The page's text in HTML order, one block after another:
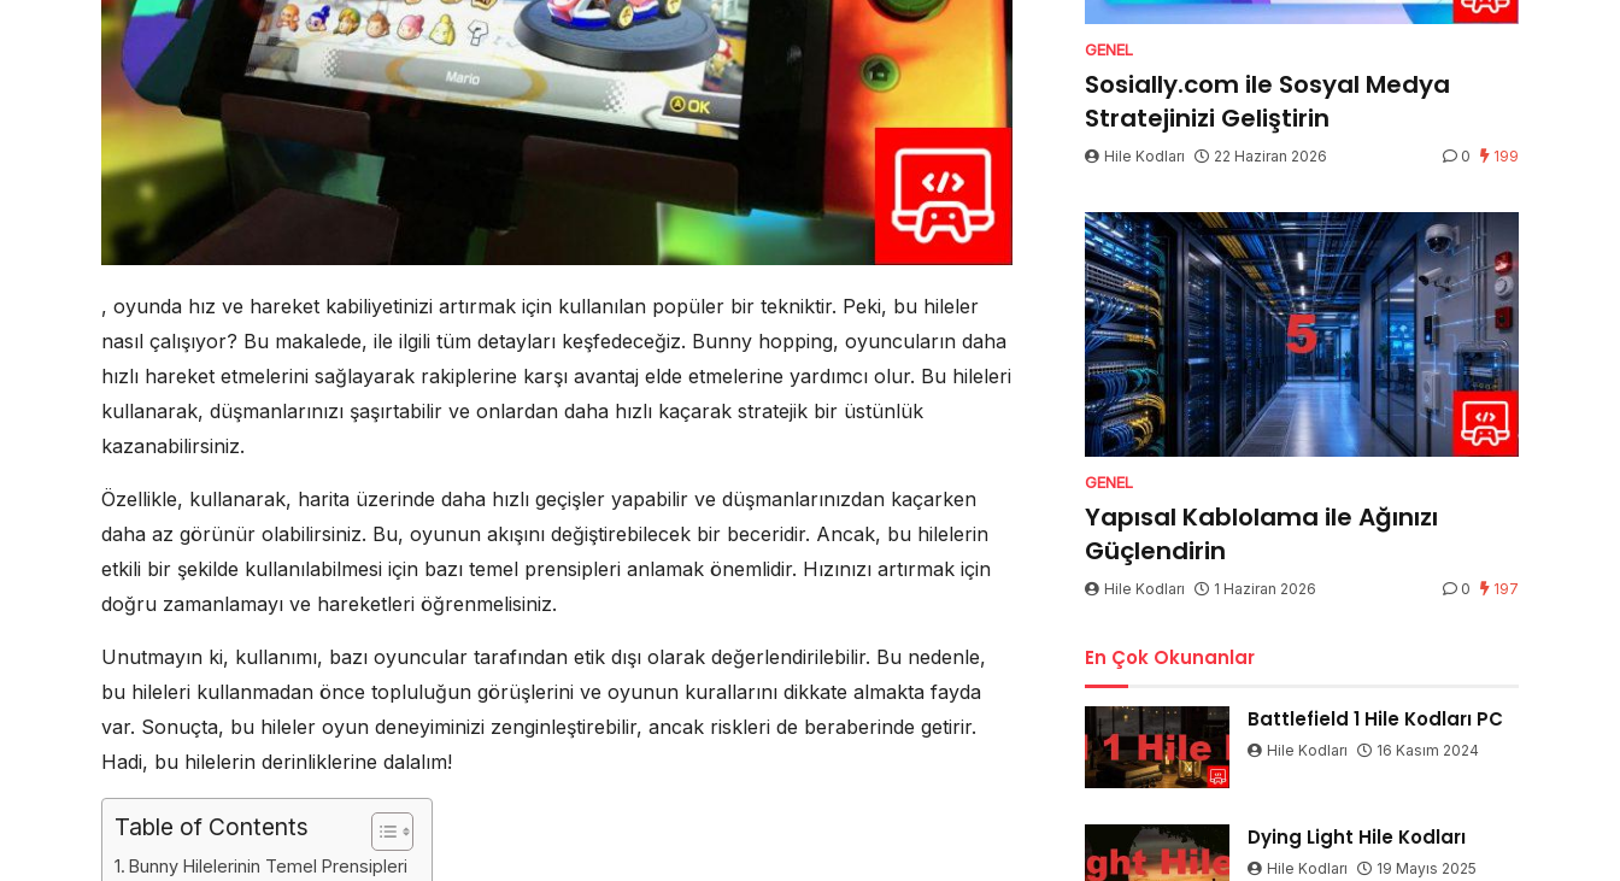
, oyunda hız ve hareket kabiliyetinizi artırmak için kullanılan popüler bir tekniktir. Peki, bu hileler
nasıl çalışıyor? Bu makalede, ile ilgili tüm detayları keşfedeceğiz. Bunny hopping, oyuncuların daha
hızlı hareket etmelerini sağlayarak rakiplerine karşı avantaj elde etmelerine yardımcı olur. Bu hileleri
kullanarak, düşmanlarınızı şaşırtabilir ve onlardan daha hızlı kaçarak stratejik bir üstünlük
kazanabilirsiniz.
Özellikle, kullanarak, harita üzerinde daha hızlı geçişler yapabilir ve düşmanlarınızdan kaçarken
daha az görünür olabilirsiniz. Bu, oyunun akışını değiştirebilecek bir beceridir. Ancak, bu hilelerin
etkili bir şekilde kullanılabilmesi için bazı temel prensipleri anlamak önemlidir. Hızınızı artırmak için
doğru zamanlamayı ve hareketleri öğrenmelisiniz.
Unutmayın ki, kullanımı, bazı oyuncular tarafından etik dışı olarak değerlendirilebilir. Bu nedenle,
bu hileleri kullanmadan önce topluluğun görüşlerini ve oyunun kurallarını dikkate almakta fayda
var. Sonuçta, bu hileler oyun deneyiminizi zenginleştirebilir, ancak riskleri de beraberinde getirir.
Hadi, bu hilelerin derinliklerine dalalım!
Table of Contents
Bunny Hilelerinin Temel Prensipleri
GENEL
Sosially.com ile Sosyal Medya
Stratejinizi Geliştirin
Hile Kodları 22 Haziran 2026 0 199
GENEL
Yapısal Kablolama ile Ağınızı
Güçlendirin
Hile Kodları 1 Haziran 2026 0 197
En Çok Okunanlar
Battlefield 1 Hile Kodları PC
Hile Kodları 16 Kasım 2024
Dying Light Hile Kodları
Hile Kodları 19 Mayıs 2025